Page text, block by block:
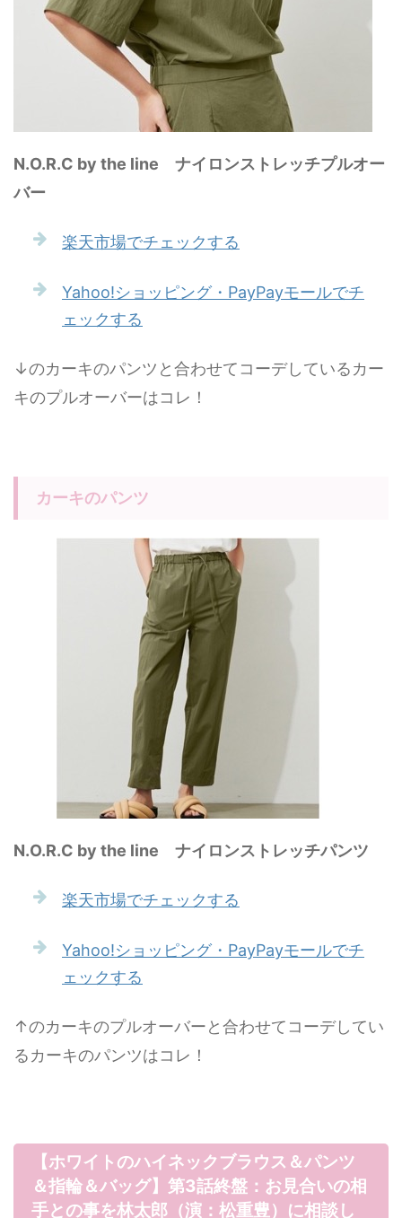
N.O.R.C by the line ナイロンストレッチプルオー
バー
楽天市場でチェックする
Yahoo!ショッピング・PayPayモールでチ
ェックする
↓のカーキのパンツと合わせてコーデしているカー
キのプルオーバーはコレ！
カーキのパンツ
N.O.R.C by the line ナイロンストレッチパンツ
楽天市場でチェックする
Yahoo!ショッピング・PayPayモールでチ
ェックする
↑のカーキのプルオーバーと合わせてコーデしてい
るカーキのパンツはコレ！
【ホワイトのハイネックブラウス＆パンツ
＆指輪＆バッグ】第3話終盤：お見合いの相
手との事を林太郎（演：松重豊）に相談し